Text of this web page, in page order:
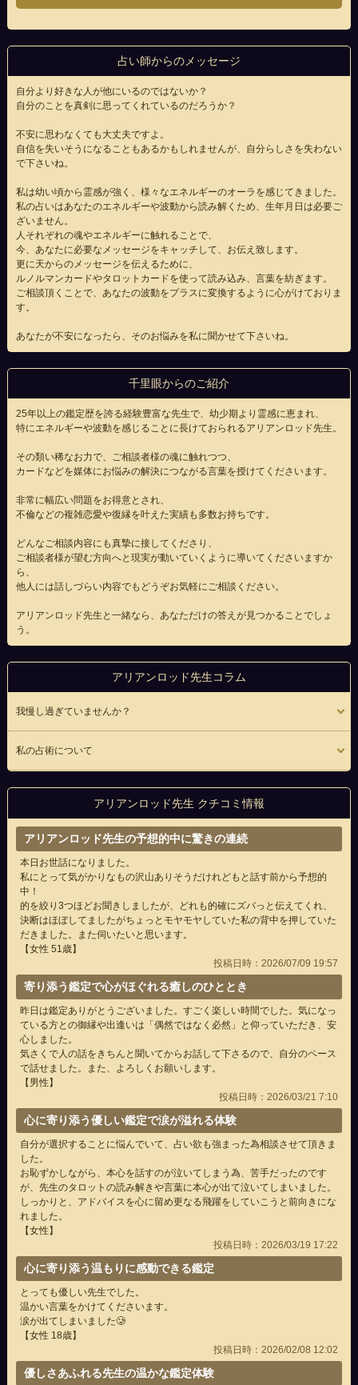
占い師からのメッセージ
自分より好きな人が他にいるのではないか？
自分のことを真剣に思ってくれているのだろうか？
不安に思わなくても大丈夫ですよ。
自信を失いそうになることもあるかもしれませんが、自分らしさを失わない
で下さいね。
私は幼い頃から霊感が強く、様々なエネルギーのオーラを感じてきました。
私の占いはあなたのエネルギーや波動から読み解くため、生年月日は必要ご
ざいません。
人それぞれの魂やエネルギーに触れることで、
今、あなたに必要なメッセージをキャッチして、お伝え致します。
更に天からのメッセージを伝えるために、
ルノルマンカードやタロットカードを使って読み込み、言葉を紡ぎます。
ご相談頂くことで、あなたの波動をプラスに変換するように心がけておりま
す。
あなたが不安になったら、そのお悩みを私に聞かせて下さいね。
千里眼からのご紹介
25年以上の鑑定歴を誇る経験豊富な先生で、幼少期より霊感に恵まれ、
特にエネルギーや波動を感じることに長けておられるアリアンロッド先生。
その類い稀なお力で、ご相談者様の魂に触れつつ、
カードなどを媒体にお悩みの解決につながる言葉を授けてくださいます。
非常に幅広い問題をお得意とされ、
不倫などの複雑恋愛や復縁を叶えた実績も多数お持ちです。
どんなご相談内容にも真摯に接してくださり、
ご相談者様が望む方向へと現実が動いていくように導いてくださいますか
ら、
他人には話しづらい内容でもどうぞお気軽にご相談ください。
アリアンロッド先生と一緒なら、あなただけの答えが見つかることでしょ
う。
アリアンロッド先生コラム
我慢し過ぎていませんか？
私の占術について
アリアンロッド先生 クチコミ情報
アリアンロッド先生の予想的中に驚きの連続
本日お世話になりました。
私にとって気がかりなもの沢山ありそうだけれどもと話す前から予想的
中！
的を絞り3つほどお聞きしましたが、どれも的確にズバっと伝えてくれ、
決断はほぼしてましたがちょっとモヤモヤしていた私の背中を押していた
だきました。また伺いたいと思います。
【女性 51歳】
投稿日時：2026/07/09 19:57
寄り添う鑑定で心がほぐれる癒しのひととき
昨日は鑑定ありがとうございました。すごく楽しい時間でした。気になっ
ている方との御縁や出逢いは「偶然ではなく必然」と仰っていただき、安
心しました。
気さくで人の話をきちんと聞いてからお話して下さるので、自分のペース
で話せました。また、よろしくお願いします。
【男性】
投稿日時：2026/03/21 7:10
心に寄り添う優しい鑑定で涙が溢れる体験
自分が選択することに悩んでいて、占い欲も強まった為相談させて頂きま
した。
お恥ずかしながら、本心を話すのが泣いてしまう為、苦手だったのです
が、先生のタロットの読み解きや言葉に本心が出て泣いてしまいました。
しっかりと、アドバイスを心に留め更なる飛躍をしていこうと前向きにな
れました。
【女性】
投稿日時：2026/03/19 17:22
心に寄り添う温もりに感動できる鑑定
とっても優しい先生でした。
温かい言葉をかけてくださいます。
涙が出てしまいました🥲
【女性 18歳】
投稿日時：2026/02/08 12:02
優しさあふれる先生の温かな鑑定体験